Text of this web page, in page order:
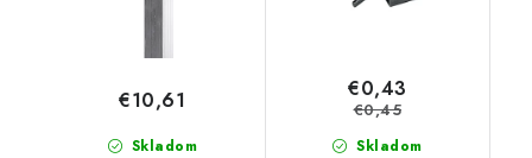
Skladom
€10,61
Skladom
€0,43
€0,45